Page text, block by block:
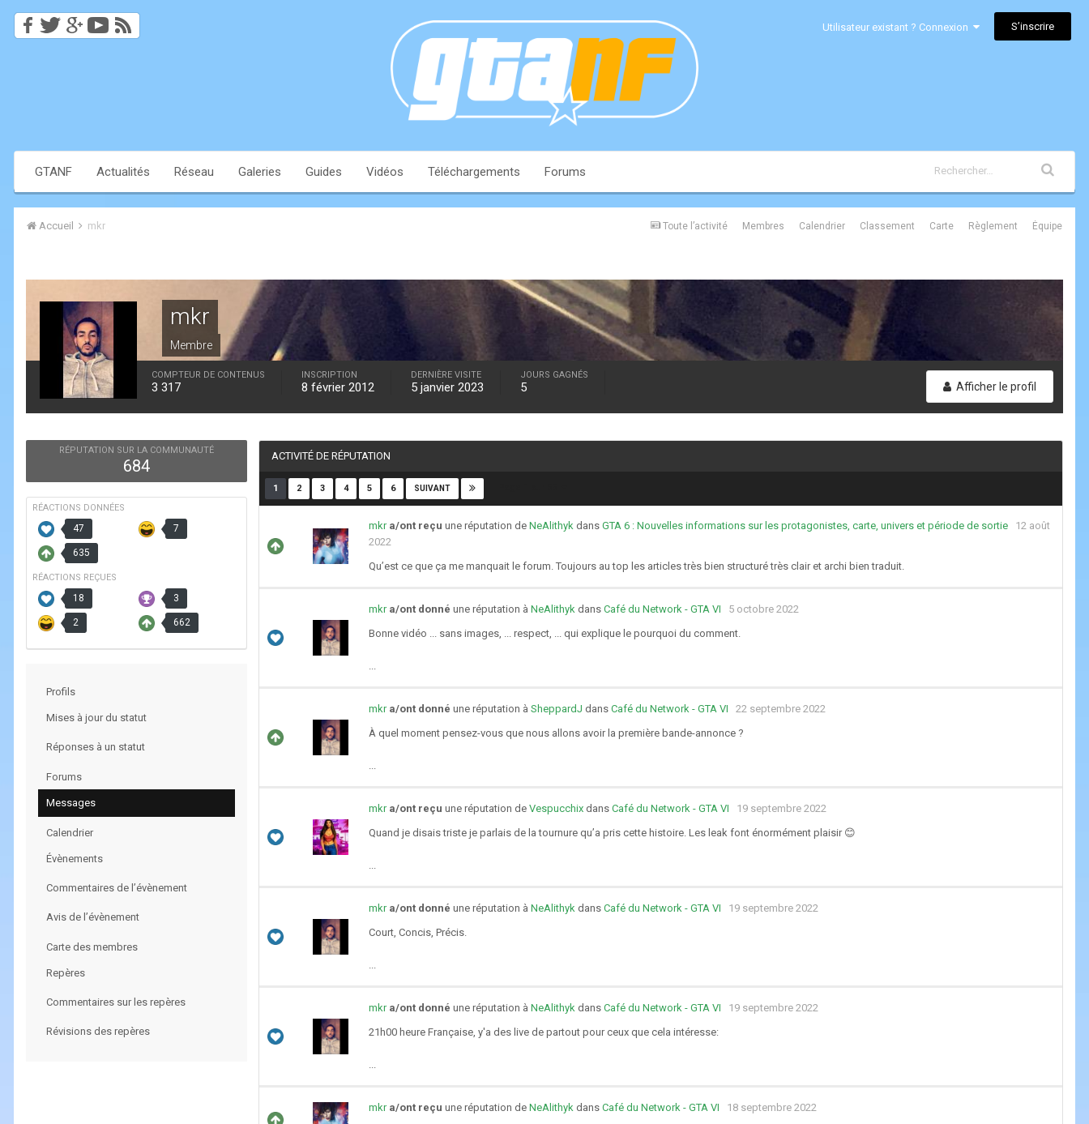
Utilisateur existant ? Connexion S’inscrire
GTANF Actualités Réseau Galeries Guides Vidéos Téléchargements Forums
Toute l’activité Membres Calendrier Classement Carte Règlement Équipe
Accueil mkr
mkr
Membre
Afficher le profil
COMPTEUR DE CONTENUS
3 317
INSCRIPTION
8 février 2012
DERNIÈRE VISITE
5 janvier 2023
JOURS GAGNÉS
5
RÉPUTATION SUR LA COMMUNAUTÉ
684
RÉACTIONS DONNÉES
47 7
635
RÉACTIONS REÇUES
18 3
2 662
Profils
Mises à jour du statut
Réponses à un statut
Forums
Messages
Calendrier
Évènements
Commentaires de l’évènement
Avis de l’évènement
Carte des membres
Repères
Commentaires sur les repères
Révisions des repères
ACTIVITÉ DE RÉPUTATION
1 2 3 4 5 6 SUIVANT
mkr a/ont reçu une réputation de NeAlithyk dans GTA 6 : Nouvelles informations sur les protagonistes, carte, univers et période de sortie
12 août
2022
Qu’est ce que ça me manquait le forum. Toujours au top les articles très bien structuré très clair et archi bien traduit.
mkr a/ont donné une réputation à NeAlithyk dans Café du Network - GTA VI
5 octobre 2022
Bonne vidéo ... sans images, ... respect, ... qui explique le pourquoi du comment.
mkr a/ont donné une réputation à SheppardJ dans Café du Network - GTA VI
22 septembre 2022
À quel moment pensez-vous que nous allons avoir la première bande-annonce ?
mkr a/ont reçu une réputation de Vespucchix dans Café du Network - GTA VI
19 septembre 2022
Quand je disais triste je parlais de la tournure qu’a pris cette histoire. Les leak font énormément plaisir 😊
mkr a/ont donné une réputation à NeAlithyk dans Café du Network - GTA VI
19 septembre 2022
Court, Concis, Précis.
mkr a/ont donné une réputation à NeAlithyk dans Café du Network - GTA VI
19 septembre 2022
21h00 heure Française, y'a des live de partout pour ceux que cela intéresse:
mkr a/ont reçu une réputation de NeAlithyk dans Café du Network - GTA VI
18 septembre 2022